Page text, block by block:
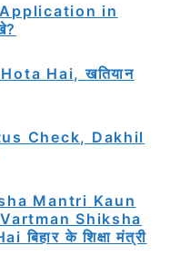
in
Hai, खतियान
Check, Dakhil
Mantri Kaun
Shiksha
के शिक्षा मंत्री